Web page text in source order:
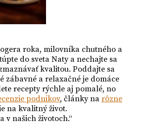
roka, milovníka chutného a
do sveta Naty a nechajte sa
kvalitou. Poddajte sa
zábavné a relaxačné je domáce
recepty rýchle aj pomalé, no
podnikov, články na rôzne
na kvalitný život.
v našich životoch.“